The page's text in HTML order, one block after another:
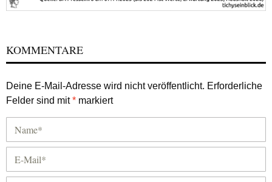
KOMMENTARE
Deine E-Mail-Adresse wird nicht veröffentlicht. Erforderliche
Felder sind mit* markiert